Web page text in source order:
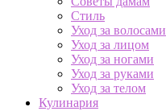
Стиль
Уход за волосами
Уход за лицом
Уход за ногами
Уход за руками
Уход за телом
Кулинария